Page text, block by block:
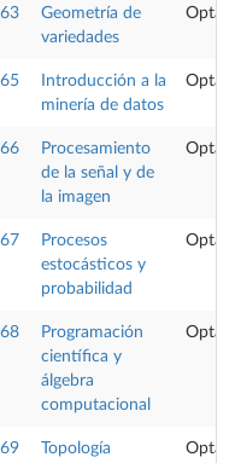
Geometría de
variedades
Introducción a la
minería de datos
Procesamiento
de la señal y de
la imagen
Procesos
estocásticos y
probabilidad
Programación
científica y
álgebra
computacional
Topología